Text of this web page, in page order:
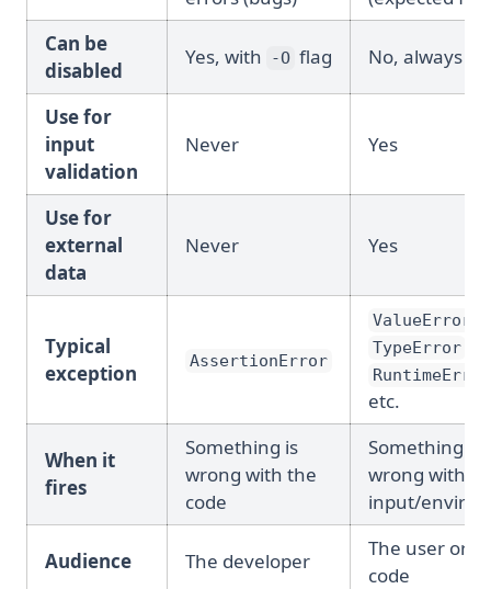
Can be
disabled
Yes, with -O flag No, always
Use for
input
validation
Never Yes
Use for
external
data
Never Yes
Typical
exception
AssertionError
ValueError
TypeError
RuntimeError
etc.
When it
fires
Something is
wrong with the
code
Something is
wrong with
input/
Audience The developer
The user or
code